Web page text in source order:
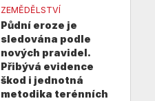
ZEMĚDĚLSTVÍ
Půdní eroze je
sledována podle
nových pravidel.
Přibývá evidence
škod i jednotná
metodika terénních